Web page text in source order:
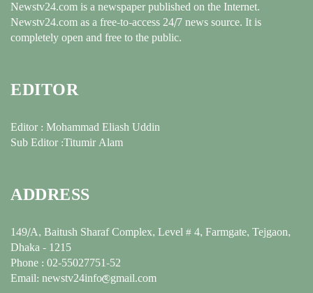
Newstv24.com is a newspaper published on the Internet.
Newstv24.com as a free-to-access 24/7 news source. It is
completely open and free to the public.
EDITOR
Editor : Mohammad Eliash Uddin
Sub Editor :Titumir Alam
ADDRESS
149/A, Baitush Sharaf Complex, Level # 4, Farmgate, Tejgaon,
Dhaka - 1215
Phone : 02-55027751-52
Email: newstv24info@gmail.com